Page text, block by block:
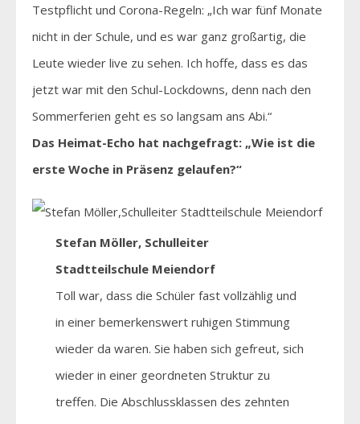
Testpflicht und Corona-Regeln: „Ich war fünf Monate
nicht in der Schule, und es war ganz großartig, die
Leute wieder live zu sehen. Ich hoffe, dass es das
jetzt war mit den Schul-Lockdowns, denn nach den
Sommerferien geht es so langsam ans Abi.“
Das Heimat-Echo hat nachgefragt: „Wie ist die
erste Woche in Präsenz gelaufen?“
Stefan Möller, Schulleiter
Stadtteilschule Meiendorf
Toll war, dass die Schüler fast vollzählig und
in einer bemerkenswert ruhigen Stimmung
wieder da waren. Sie haben sich gefreut, sich
wieder in einer geordneten Struktur zu
treffen. Die Abschlussklassen des zehnten